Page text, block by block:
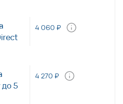
4 060 ₽
до 5
4 270 ₽